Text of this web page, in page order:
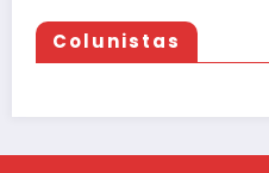
Colunistas